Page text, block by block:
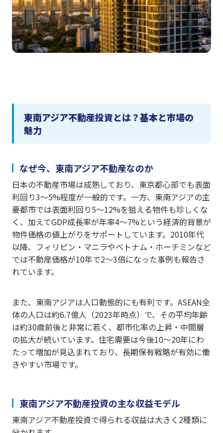
東南アジア不動産投資とは？基本と市場の
魅力
なぜ今、東南アジア不動産なのか
日本の不動産市場は成熟しており、東京都心部でも表面
利回り3〜5%程度が一般的です。一方、東南アジアの主
要都市では表面利回り5〜12%を狙える物件も珍しくな
く、加えてGDP成長率が年率4〜7%という経済的背景が
物件価格の値上がりをサポートしています。2010年代
以降、フィリピン・マニラやベトナム・ホーチミンなど
では不動産価格が10年で2〜3倍になった事例も報告さ
れています。
また、東南アジアは人口動態的にも有利です。ASEAN全
体の人口は約6.7億人（2023年時点）で、その平均年齢
は約30歳前後と非常に若く、都市化率の上昇・中間層
の拡大が続いています。住宅需要は今後10〜20年にわ
たって増加が見込まれており、長期保有戦略が有効に働
きやすい市場です。
東南アジア不動産投資の主な収益モデル
東南アジア不動産投資で得られる収益は大きく2種類に